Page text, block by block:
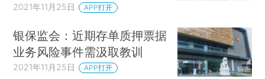
2021年11月25日 APP打开
银保监会：近期存单质押票据
业务风险事件需汲取教训
2021年11月25日 APP打开